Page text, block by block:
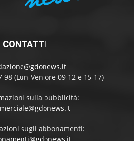
CONTATTI
98 (Lun-Ven ore 09-12 e 15-17)
sulla pubblicità:
sugli abbonamenti: